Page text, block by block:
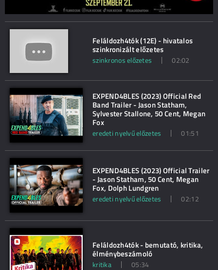
Feláldozh4tók (12E) - hivatalos
szinkronizált előzetes
szinkronos előzetes 02:02
EXPEND4BLES (2023) Official Red
Band Trailer - Jason Statham,
Sylvester Stallone, 50 Cent, Megan
Fox
eredeti nyelvű előzetes 01:51
EXPEND4BLES (2023) Official Trailer
- Jason Statham, 50 Cent, Megan
Fox, Dolph Lundgren
eredeti nyelvű előzetes 02:12
Feláldozh4tók - bemutató, kritika,
élménybeszámoló
kritika 05:34